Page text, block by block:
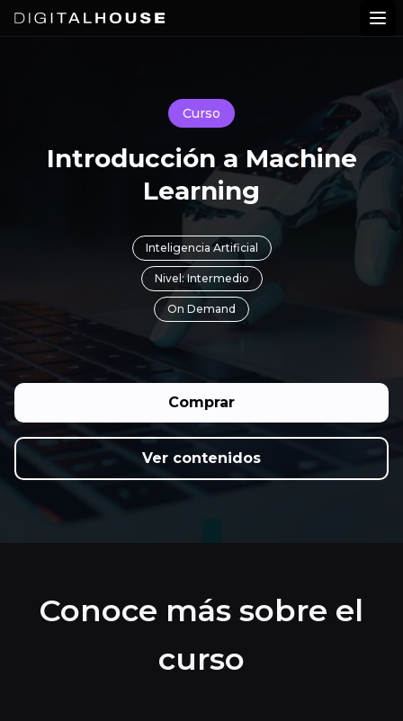
Digital House
Curso
Introducción a Machine
Learning
Inteligencia Artificial
Nivel: Intermedio
On Demand
Comprar
Ver contenidos
Conoce más sobre el
curso